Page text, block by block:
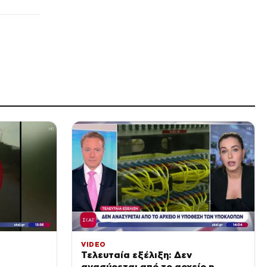
SPORTS
Δημήτρης Γιαννούλης: Θέλω
να παίξω στο Champions
League με τον ΠΑΟΚ
πριν από 1 ώρα
LIFE
Παπαμιχάλη: «Μου το έπαιζε
φίλη ενώ με ήθελε για τα
βίντεο» για τη Γιούσεφ
πριν από 1 ώρα
Μυστράς: 11 μήνες με
αναστολή στον 55χρονο που
VIDEO
Τελευταία εξέλιξη: Δεν